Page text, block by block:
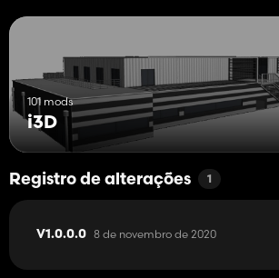
101 mods
i3D
Registro de alterações 1
V1.0.0.0 8 de novembro de 2020